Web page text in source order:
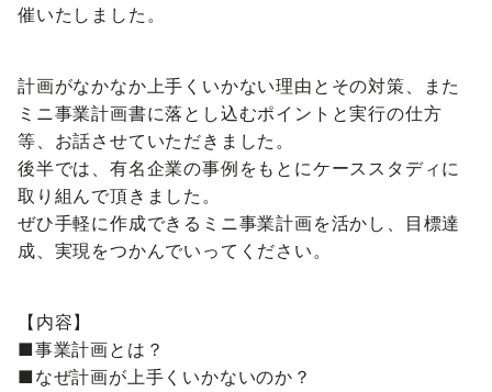
催いたしました。
計画がなかなか上手くいかない理由とその対策、また
ミニ事業計画書に落とし込むポイントと実行の仕方
等、お話させていただきました。
後半では、有名企業の事例をもとにケーススタディに
取り組んで頂きました。
ぜひ手軽に作成できるミニ事業計画を活かし、目標達
成、実現をつかんでいってください。
【内容】
■事業計画とは？
■なぜ計画が上手くいかないのか？